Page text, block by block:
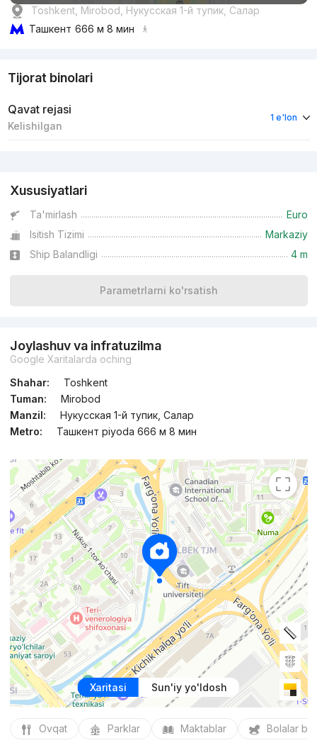
Toshkent, Mirobod, Нукусская 1-й тупик, Салар
Ташкент 666 м 8 мин
Tijorat binolari
Qavat rejasi
Kelishilgan
1 e'lon
Xususiyatlari
Ta'mirlash
Euro
Isitish Tizimi
Markaziy
Ship Balandligi
4 m
Parametrlarni ko'rsatish
Joylashuv va infratuzilma
Google Xaritalarda oching
Shahar:
Toshkent
Tuman:
Mirobod
Manzil:
Нукусская 1-й тупик, Салар
Metro:
Ташкент piyoda 666 м 8 мин
Xaritasi Sun'iy yo'ldosh
Ovqat Parklar Maktablar Bolalar